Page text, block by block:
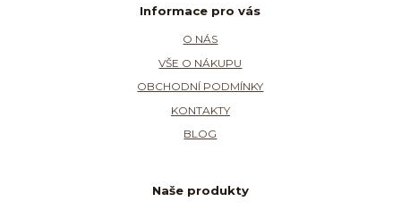
Informace pro vás
O NÁS
VŠE O NÁKUPU
OBCHODNÍ PODMÍNKY
KONTAKTY
BLOG
Naše produkty